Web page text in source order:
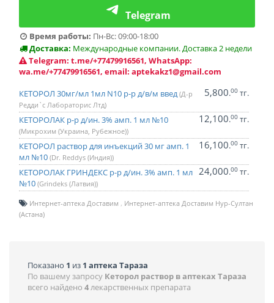
Telegram
Время работы: Пн-Вс: 09:00-18:00
Доставка: Международные компании. Доставка 2 недели
Telegram: t.me/+77479916561, WhatsApp:
wa.me/+77479916561, email: aptekakz1@gmail.com
КЕТОРОЛ 30мг/мл 1мл N10 р-р д/в/м введ(Д-р
Редди`с Лабораторис Лтд)
5,800.00 тг.
КЕТОРОЛАК р-р д/ин. 3% амп. 1 мл №10
(Микрохим (Украина, Рубежное))
12,100.00 тг.
КЕТОРОЛ раствор для инъекций 30 мг амп. 1
мл №10 (Dr. Reddys (Индия))
16,100.00 тг.
КЕТОРОЛАК ГРИНДЕКС р-р д/ин. 3% амп. 1 мл
№10 (Grindeks (Латвия))
24,000.00 тг.
Интернет-аптека Доставим
Интернет-аптека Доставим Нур-Султан
(Астана)
Показано 1 из 1 аптека Тараза
По вашему запросу Кеторол раствор в аптеках Тараза
всего найдено 4лекарственных препарата